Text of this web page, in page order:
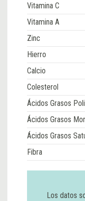
Vitamina C
Vitamina A
Zinc
Hierro
Calcio
Colesterol
Ácidos Grasos
Ácidos Grasos
Ácidos Grasos
Fibra
Los datos